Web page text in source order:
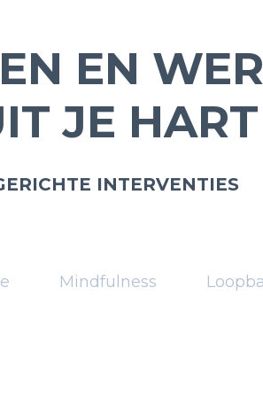
EN
JE HART
INTERVENTIES
Mindfulness